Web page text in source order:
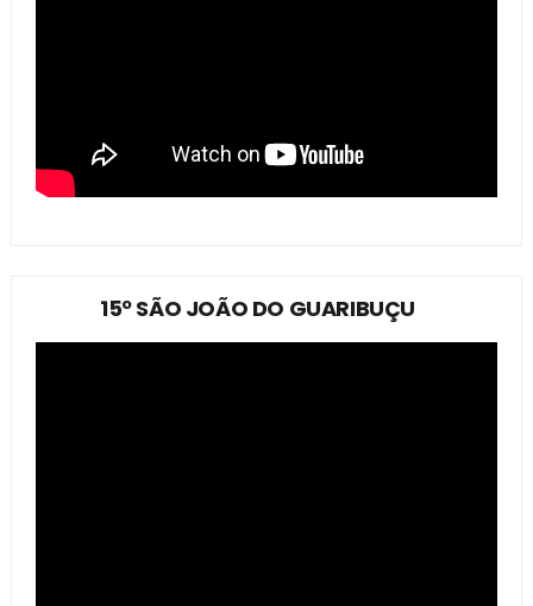
15º SÃO JOÃO DO GUARIBUÇU